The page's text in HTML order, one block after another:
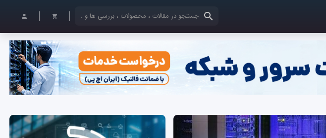
کلمات کلیدی خود را وارد کنید